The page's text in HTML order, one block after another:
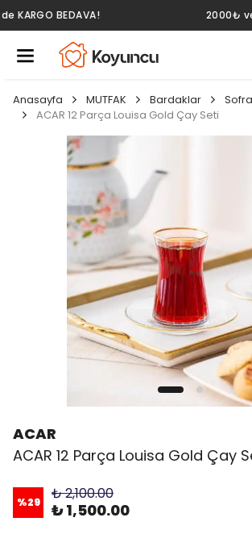
2000₺ ve üzeri alışverişlerinizde
Anasayfa MUTFAK Bardaklar
Sofra
ACAR 12 Parça Louisa Gold Çay Seti
ACAR
ACAR 12 Parça Louisa Gold Çay
%29 ₺ 2,100.00
₺ 1,500.00